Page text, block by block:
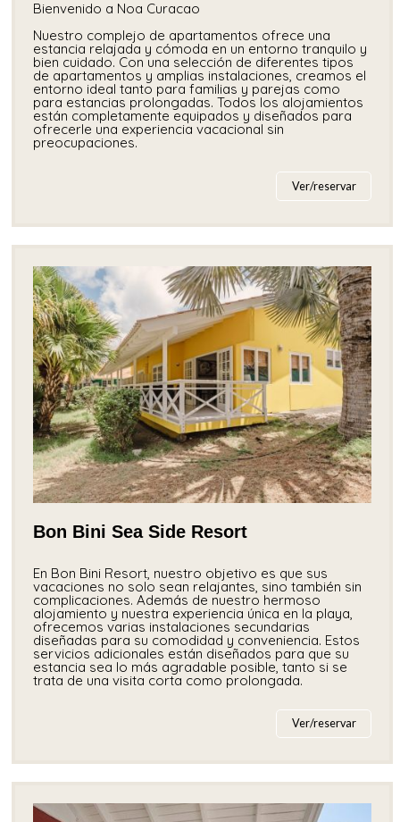
Bienvenido a Noa Curacao
Nuestro complejo de apartamentos ofrece una
estancia relajada y cómoda en un entorno tranquilo y
bien cuidado. Con una selección de diferentes tipos
de apartamentos y amplias instalaciones, creamos el
entorno ideal tanto para familias y parejas como
para estancias prolongadas. Todos los alojamientos
están completamente equipados y diseñados para
ofrecerle una experiencia vacacional sin
preocupaciones.
Ver/reservar
Bon Bini Sea Side Resort
En Bon Bini Resort, nuestro objetivo es que sus
vacaciones no solo sean relajantes, sino también sin
complicaciones. Además de nuestro hermoso
alojamiento y nuestra experiencia única en la playa,
ofrecemos varias instalaciones secundarias
diseñadas para su comodidad y conveniencia. Estos
servicios adicionales están diseñados para que su
estancia sea lo más agradable posible, tanto si se
trata de una visita corta como prolongada.
Ver/reservar